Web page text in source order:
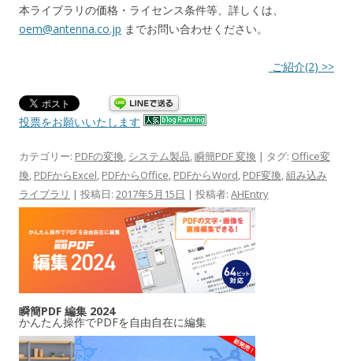
本ライブラリの価格・ライセンス条件等、詳しくは、
oem@antenna.co.jp までお問い合わせください。
ご紹介(2) >>
投票をお願いいたします
カテゴリー: PDFの変換, システム製品,瞬簡PDF 変換 | タグ: Office変
換, PDFからExcel, PDFからOffice, PDFからWord, PDF変換,組み込み
ライブラリ | 投稿日: 2017年5月15日 | 投稿者: AHEntry
瞬簡PDF 編集 2024
かんたん操作でPDFを自由自在に編集